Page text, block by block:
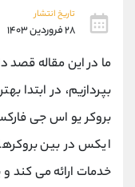
تاریخ انتشار
۲۸ فروردین ۱۴۰۳
ما در این مقاله قصد
بپردازیم، در ابتدا
بروکر یو اس جی
ایکس در بین
خدمات ارائه می کند
تلفن
تلفن
بدون پیش شماره
کانال تلگرام
کانال بله